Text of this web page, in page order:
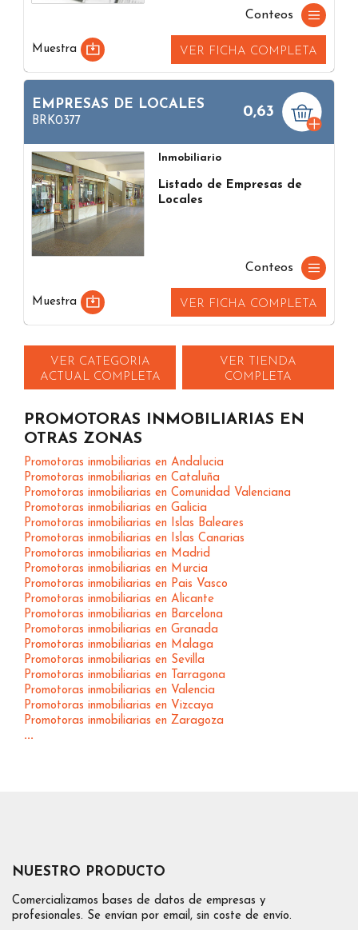
Conteos
Muestra VER FICHA COMPLETA
EMPRESAS DE LOCALES
BRK0377
0,63
Inmobiliario
Listado de Empresas de
Locales
Conteos
Muestra VER FICHA COMPLETA
VER CATEGORIA
ACTUAL COMPLETA
VER TIENDA
COMPLETA
PROMOTORAS INMOBILIARIAS EN
OTRAS ZONAS
Promotoras inmobiliarias en Andalucia
Promotoras inmobiliarias en Cataluña
Promotoras inmobiliarias en Comunidad Valenciana
Promotoras inmobiliarias en Galicia
Promotoras inmobiliarias en Islas Baleares
Promotoras inmobiliarias en Islas Canarias
Promotoras inmobiliarias en Madrid
Promotoras inmobiliarias en Murcia
Promotoras inmobiliarias en Pais Vasco
Promotoras inmobiliarias en Alicante
Promotoras inmobiliarias en Barcelona
Promotoras inmobiliarias en Granada
Promotoras inmobiliarias en Malaga
Promotoras inmobiliarias en Sevilla
Promotoras inmobiliarias en Tarragona
Promotoras inmobiliarias en Valencia
Promotoras inmobiliarias en Vizcaya
Promotoras inmobiliarias en Zaragoza
...
NUESTRO PRODUCTO
Comercializamos bases de datos de empresas y
profesionales. Se envían por email, sin coste de envío.